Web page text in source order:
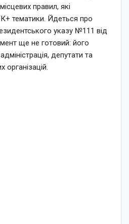
правил, які
тематики. Йдеться про
указу №111 від
ще не готовий: його
депутати та
організацій.